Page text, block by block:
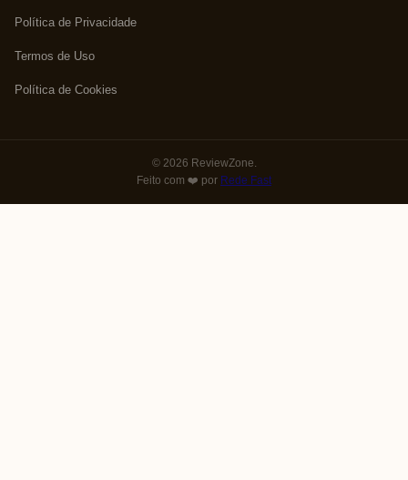
Política de Privacidade
Termos de Uso
Política de Cookies
© 2026 ReviewZone.
Feito com ❤️ por Rede Fast